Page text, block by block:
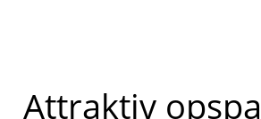
Attraktiv